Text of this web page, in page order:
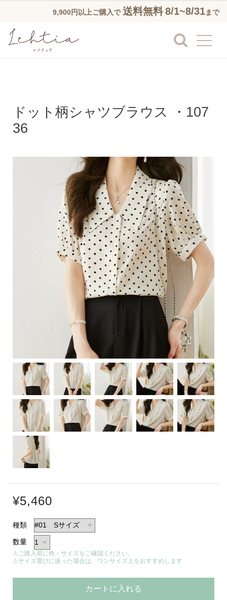
9,900円以上ご購入で 送料無料8/1~8/31まで
ドット柄シャツブラウス ・107
36
¥5,460
種類
数量
⚠ご購入前に色・サイズをご確認ください。
⚠サイズ選びに迷った場合は、ワンサイズ上をおすすめします
カートに入れる